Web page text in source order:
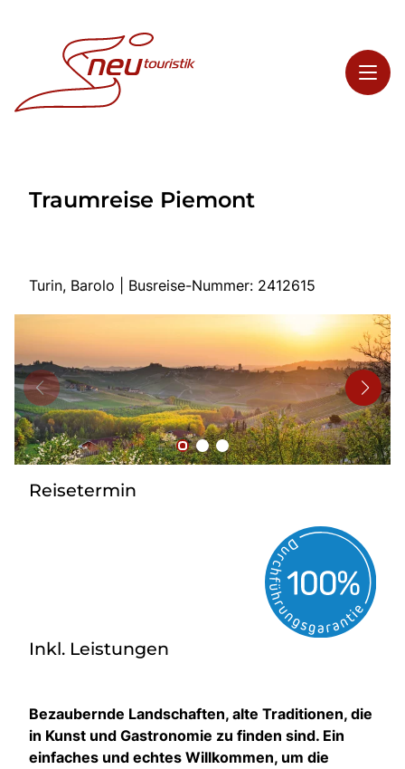
Highlights
Start
Busreisen
Bus mieten
Flughafentransfer
Kontakt
Traumreise Piemont
Turin, Barolo | Busreise-Nummer: 2412615
Reisetermin
Inkl. Leistungen
Bezaubernde Landschaften, alte Traditionen, die
in Kunst und Gastronomie zu finden sind. Ein
einfaches und echtes Willkommen, um die